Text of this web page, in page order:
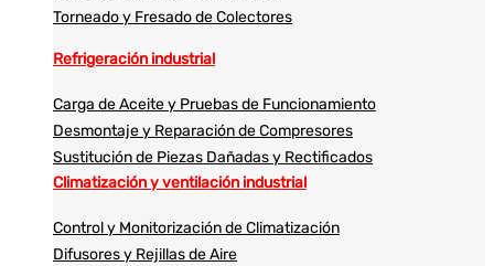
Torneado y Fresado de Colectores
Refrigeración industrial
Carga de Aceite y Pruebas de Funcionamiento
Desmontaje y Reparación de Compresores
Sustitución de Piezas Dañadas y Rectificados
Climatización y ventilación industrial
Control y Monitorización de Climatización
Difusores y Rejillas de Aire